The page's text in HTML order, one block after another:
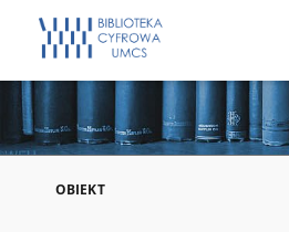
OBIEKT